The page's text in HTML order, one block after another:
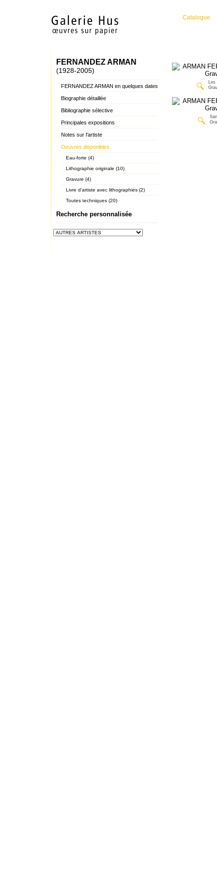
Catalogue
FERNANDEZ ARMAN
(1928-2005)
FERNANDEZ ARMAN en quelques dates
Biographie détaillée
Bibliographie sélective
Principales expositions
Notes sur l'artiste
Oeuvres disponibles
Eau-forte (4)
Lithographie originale (10)
Gravure (4)
Livre d'artiste avec lithographies (2)
Toutes techniques (20)
Recherche personnalisée
Les